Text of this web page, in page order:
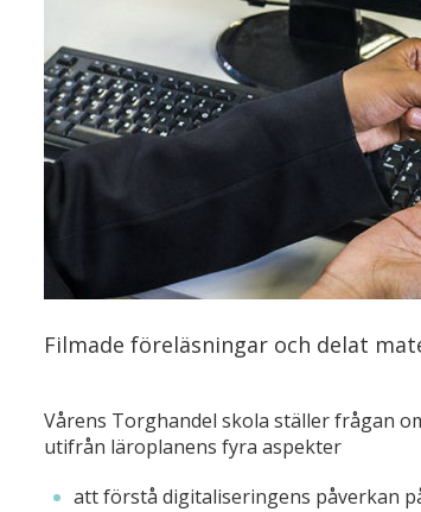
Filmade föreläsningar och delat
Vårens Torghandel skola ställer frågan
utifrån läroplanens fyra aspekter
att förstå digitaliseringens påverkan